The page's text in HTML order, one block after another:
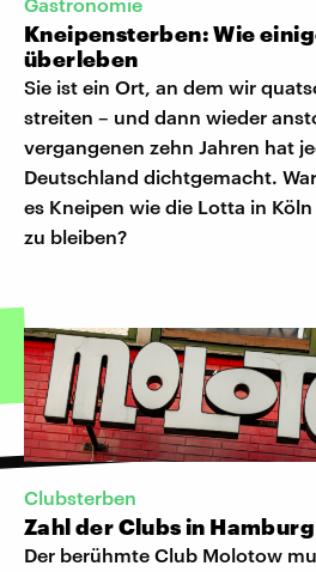
Kneipensterben: Wie
überleben
Sie ist ein Ort, an dem wir
streiten – und dann wieder
vergangenen zehn Jahren hat
Deutschland dichtgemacht.
es Kneipen wie die Lotta in
zu bleiben?
Clubsterben
Zahl der Clubs in
Der berühmte Club Molotow